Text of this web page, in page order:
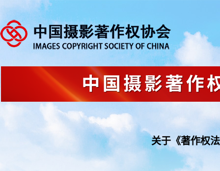
关于《著作权